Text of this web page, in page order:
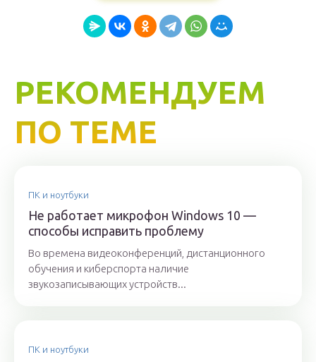
РЕКОМЕНДУЕМ
ПО ТЕМЕ
ПК и ноутбуки
Не работает микрофон Windows 10 —
способы исправить проблему
Во времена видеоконференций, дистанционного
обучения и киберспорта наличие
звукозаписывающих устройств...
ПК и ноутбуки